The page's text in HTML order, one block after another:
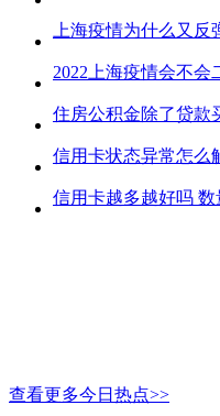
上海疫情为什么又反
2022上海疫情会不会
住房公积金除了贷款
信用卡状态异常怎么
信用卡越多越好吗
查看更多今日热点>>